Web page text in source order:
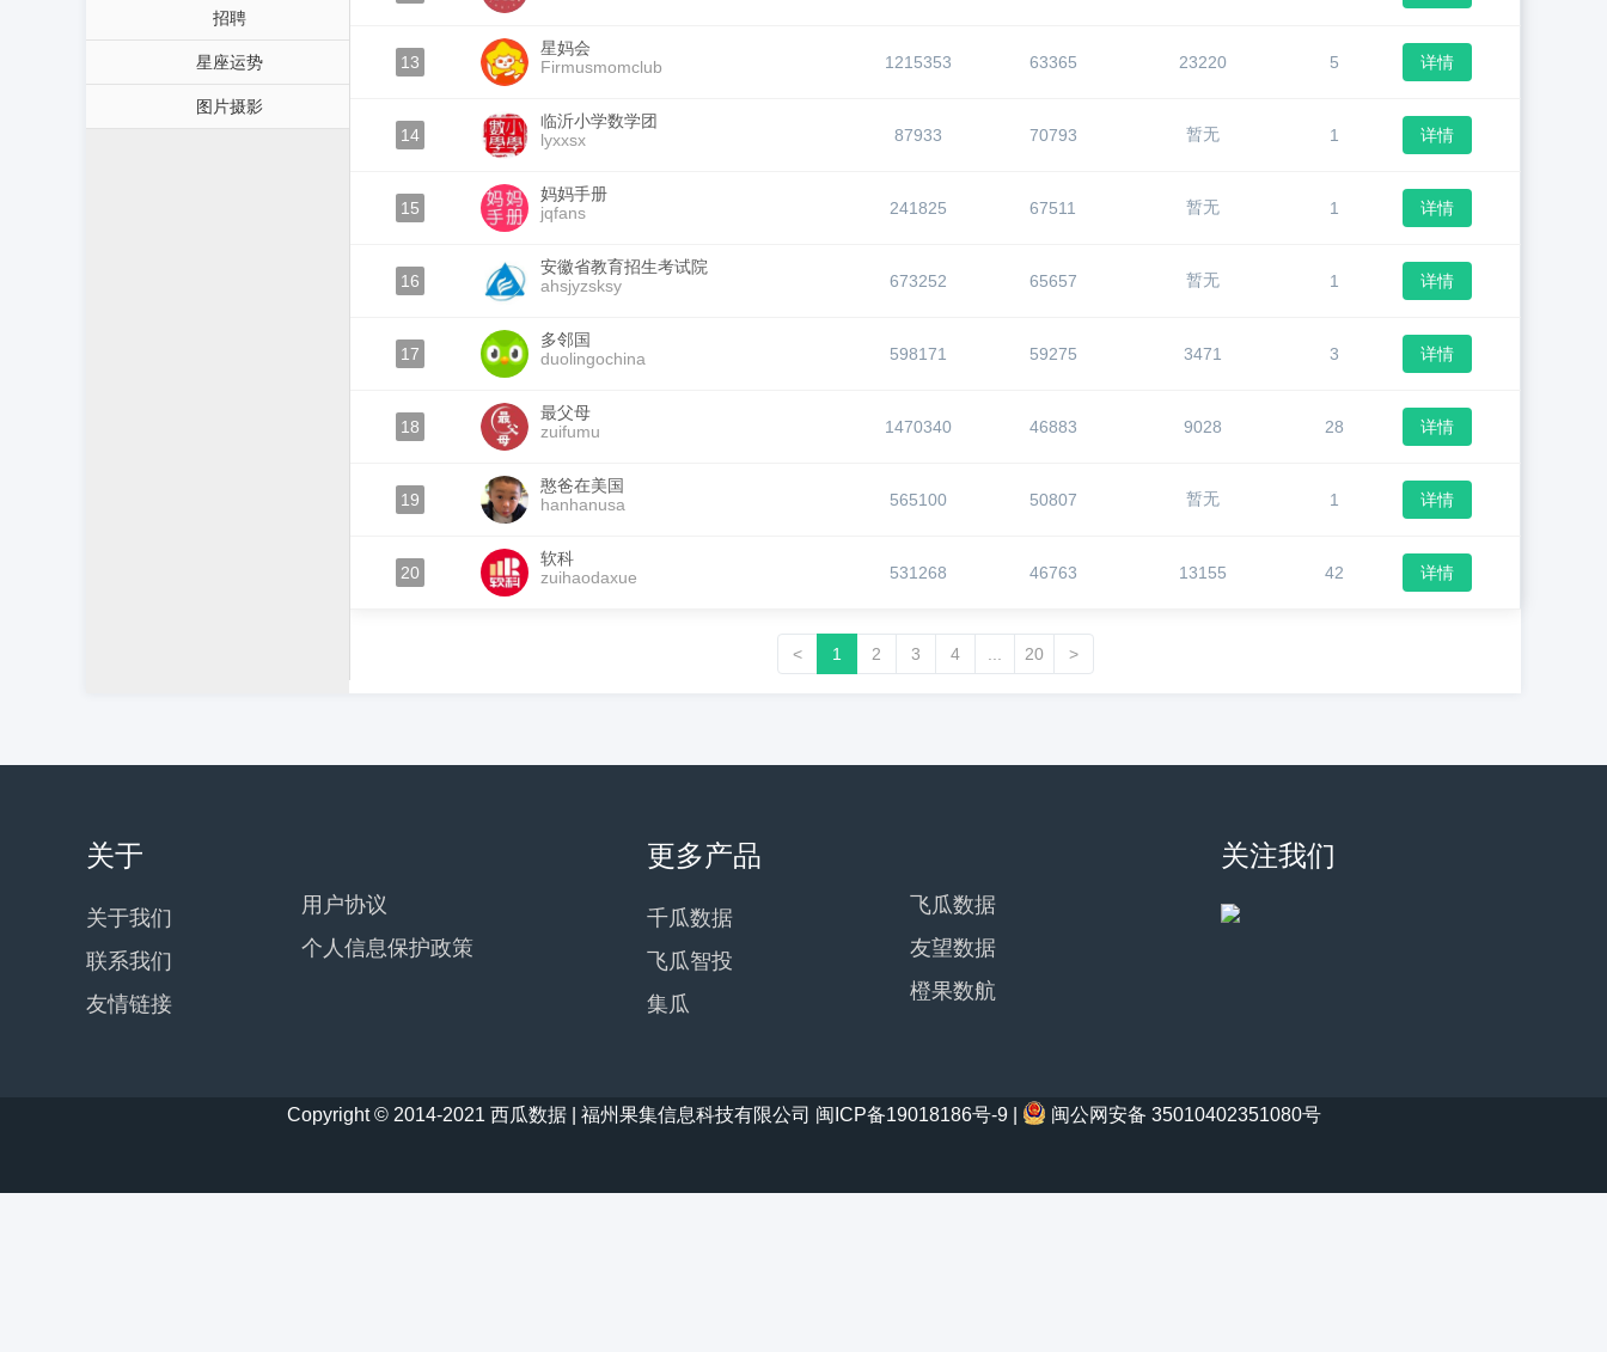
招聘
星座运势
图片摄影
13
星妈会
Firmusmomclub
1215353 63365 23220 5 详情
14
临沂小学数学团
lyxxsx
87933 70793 暂无 1 详情
15
妈妈手册
jqfans
241825 67511 暂无 1 详情
16
安徽省教育招生考试院
ahsjyzsksy
673252 65657 暂无 1 详情
17
多邻国
duolingochina
598171 59275 3471 3 详情
18
最父母
zuifumu
1470340 46883 9028 28 详情
19
憨爸在美国
hanhanusa
565100 50807 暂无 1 详情
20
软科
zuihaodaxue
531268 46763 13155 42 详情
< 1 2 3 4 20 >
关于
关于我们
联系我们
友情链接
用户协议
个人信息保护政策
更多产品
千瓜数据
飞瓜智投
集瓜
飞瓜数据
友望数据
橙果数航
关注我们
Copyright © 2014-2021 西瓜数据 | 福州果集信息科技有限公司 闽ICP备19018186号-9 闽公网安备 35010402351080号